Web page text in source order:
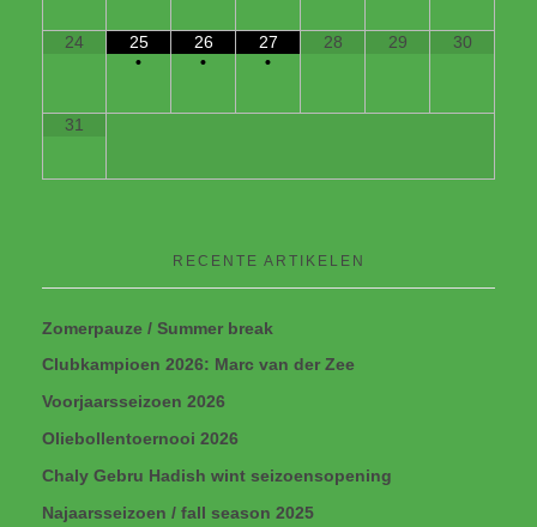
24
25
•
26
•
27
•
28 29 30
31
RECENTE ARTIKELEN
Zomerpauze / Summer break
Clubkampioen 2026: Marc van der Zee
Voorjaarsseizoen 2026
Oliebollentoernooi 2026
Chaly Gebru Hadish wint seizoensopening
Najaarsseizoen / fall season 2025